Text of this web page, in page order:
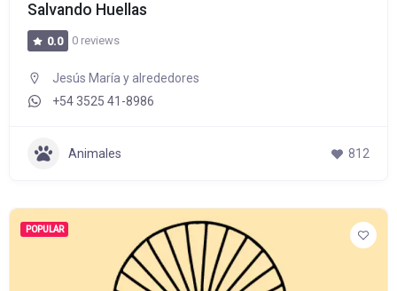
Salvando Huellas
0.0 0 reviews
Jesús María y alrededores
+54 3525 41-8986
Animales 812
POPULAR